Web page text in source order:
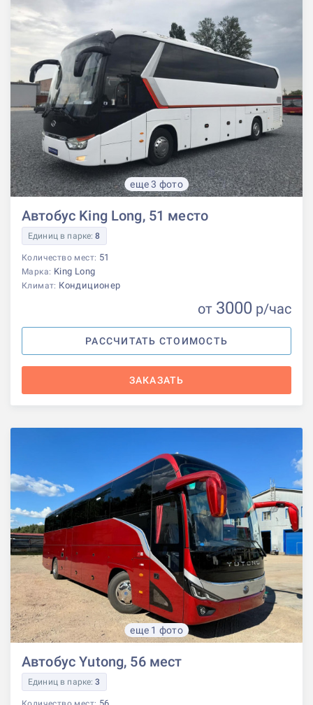
еще 3 фото
Автобус King Long, 51 место
Единиц в парке:8
Количество мест: 51
Марка: King Long
Климат: Кондиционер
от 3000 р/час
РАССЧИТАТЬ СТОИМОСТЬ
ЗАКАЗАТЬ
еще 1 фото
Автобус Yutong, 56 мест
Единиц в парке:3